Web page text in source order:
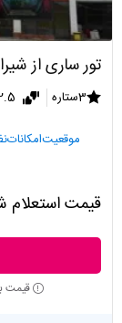
تور ساری از
3ستاره 2.5
موقعیتامکانات
قیمت استعلام
قیمت